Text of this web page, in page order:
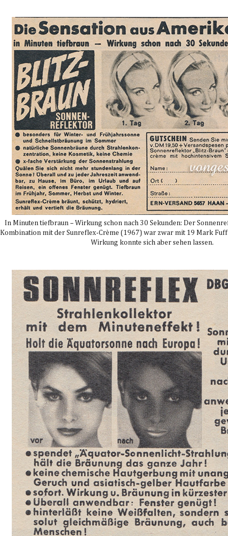
In Minuten tiefbraun – Wirkung schon nach 30 Sekunden: Der
Kombination mit der Sunreflex-Crème (1967) war zwar mit 19 Mark
Wirkung konnte sich aber sehen lassen.